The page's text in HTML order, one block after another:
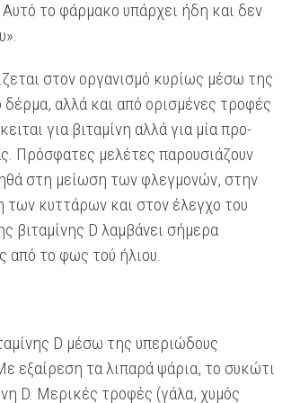
Αυτό το φάρμακο υπάρχει ήδη και δεν
στον οργανισμό κυρίως μέσω της
αλλά και από ορισμένες τροφές
για βιταμίνη αλλά για μία προ-
Πρόσφατες μελέτες παρουσιάζουν
στη μείωση των φλεγμονών, στην
των κυττάρων και στον έλεγχο του
βιταμίνης D λαμβάνει σήμερα
από το φως τού ήλιου.
D μέσω της υπεριώδους
εξαίρεση τα λιπαρά ψάρια, το συκώτι
D. Μερικές τροφές (γάλα, χυμός